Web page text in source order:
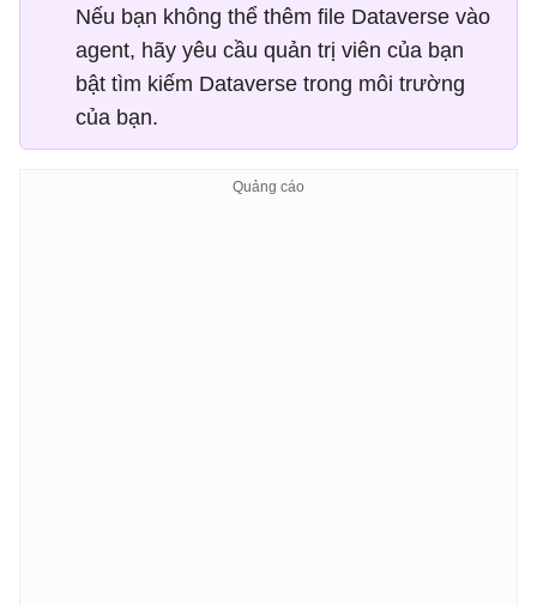
Nếu bạn không thể thêm file Dataverse vào
agent, hãy yêu cầu quản trị viên của bạn
bật tìm kiếm Dataverse trong môi trường
của bạn.